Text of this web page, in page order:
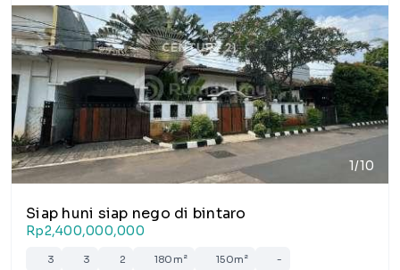
1/10
Siap huni siap nego di bintaro
Rp2,400,000,000
3 3 2 180m² 150m² -